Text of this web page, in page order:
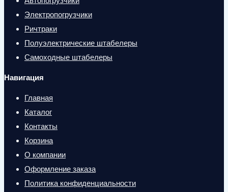
Электропогрузчики
Ричтраки
Полуэлектрические штабелеры
Самоходные штабелеры
Навигация
Главная
Каталог
Контакты
Корзина
О компании
Оформление заказа
Политика конфиденциальности